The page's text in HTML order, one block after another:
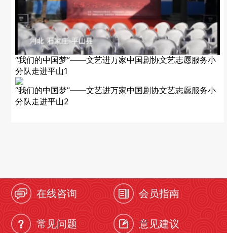
“我们的中国梦”——文艺进万家中国剧协文艺志愿服务小
分队走进平山1
“我们的中国梦”——文艺进万家中国剧协文艺志愿服务小
分队走进平山2
在线咨询 会员指南
常见问题 意见建议